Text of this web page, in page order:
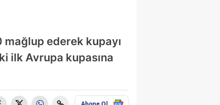
mağlup ederek kupayı
ilk Avrupa kupasına